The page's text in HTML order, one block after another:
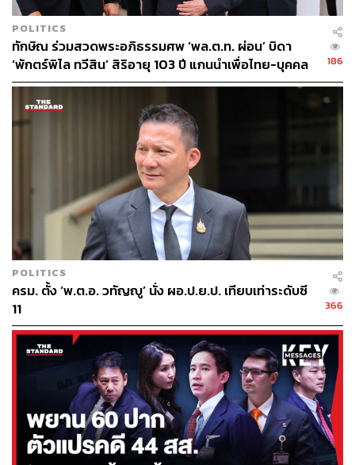
ABOUT THE AUTHOR
วิโรจน์ เลิศจิตต์ธรรม
Senior Content Creator กองข่าวต่างประเทศ
THE STANDARD
POLITICS
ทักษิณ ร่วมสวดพระอภิธรรมศพ ‘พล.ต.ท. ผ่อน’ บิดา
‘พักตร์พิไล ทวีสิน’ สิริอายุ 103 ปี แกนนำเพื่อไทย-บุคคล
หลากวงการร่วมอาลัย
186
POLITICS
ครม. ตั้ง ‘พ.ต.อ. วทัญญู’ นั่ง ผอ.ป.ย.ป. เทียบเท่าระดับซี
11
366